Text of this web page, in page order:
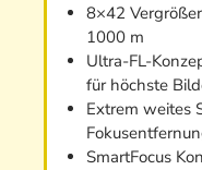
8×42
1000 m
Ultra-FL-
für höchste
Extrem weites
SmartFocus